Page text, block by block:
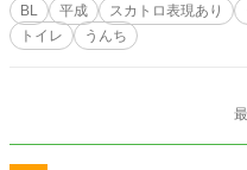
BL 平成 スカトロ表現あり
トイレ
うんち